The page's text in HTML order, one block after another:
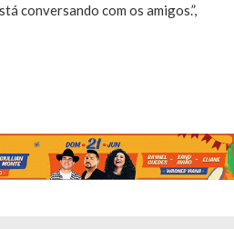
conversando com os amigos.”,